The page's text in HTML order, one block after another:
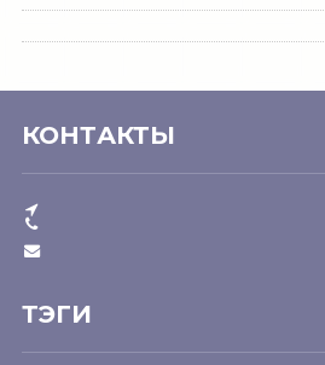
КОНТАКТЫ
ТЭГИ